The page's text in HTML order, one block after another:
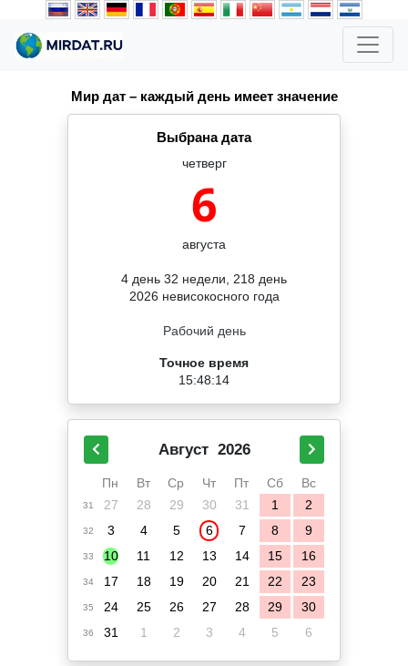
Мир дат – каждый день имеет значение
Выбрана дата
четверг
6
августа
4 день 32 недели, 218 день
2026 невисокосного года
Рабочий день
Точное время
15:48:15
Август 2026
Пн Вт Ср Чт Пт Сб Вс
31 27 28 29 30 31 1 2
32 3 4 5 6 7 8 9
33 10 11 12 13 14 15 16
34 17 18 19 20 21 22 23
35 24 25 26 27 28 29 30
36 31 1 2 3 4 5 6